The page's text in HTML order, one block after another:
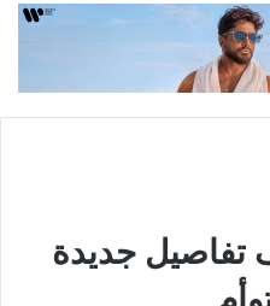
تفاصيل جديدة